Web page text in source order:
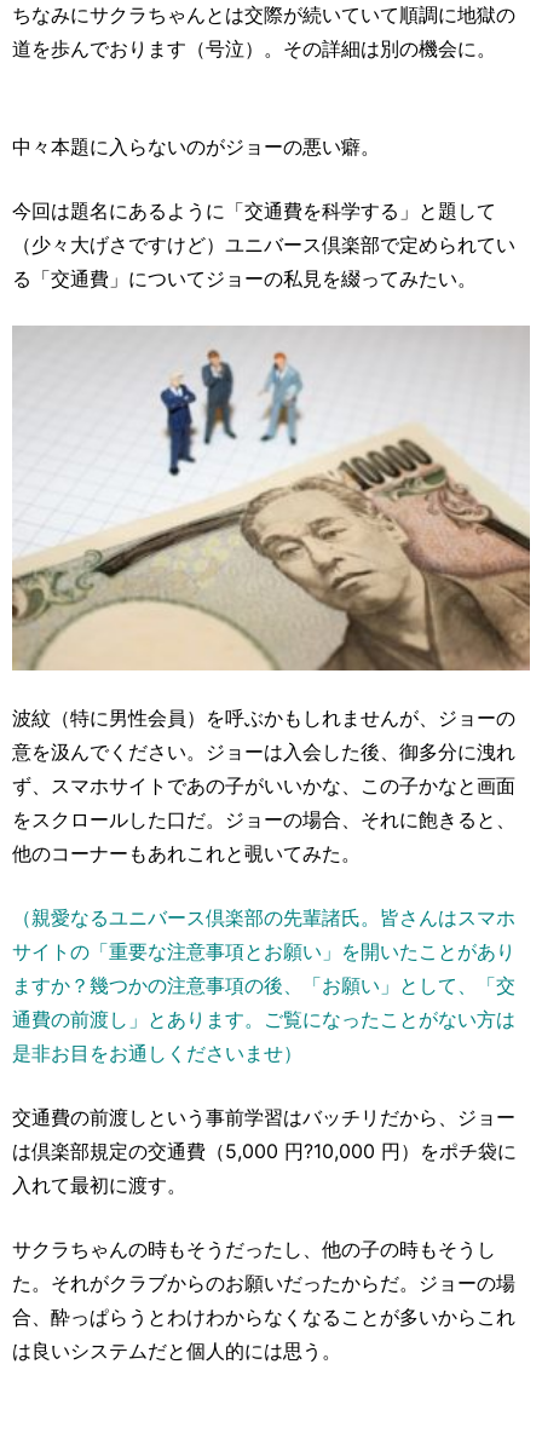
ちなみにサクラちゃんとは交際が続いていて順調に地獄の
道を歩んでおります（号泣）。その詳細は別の機会に。
中々本題に入らないのがジョーの悪い癖。
今回は題名にあるように「交通費を科学する」と題して
（少々大げさですけど）ユニバース倶楽部で定められてい
る「交通費」についてジョーの私見を綴ってみたい。
波紋（特に男性会員）を呼ぶかもしれませんが、ジョーの
意を汲んでください。ジョーは入会した後、御多分に洩れ
ず、スマホサイトであの子がいいかな、この子かなと画面
をスクロールした口だ。ジョーの場合、それに飽きると、
他のコーナーもあれこれと覗いてみた。
（親愛なるユニバース倶楽部の先輩諸氏。皆さんはスマホ
サイトの「重要な注意事項とお願い」を開いたことがあり
ますか？幾つかの注意事項の後、「お願い」として、「交
通費の前渡し」とあります。ご覧になったことがない方は
是非お目をお通しくださいませ）
交通費の前渡しという事前学習はバッチリだから、ジョー
は倶楽部規定の交通費（5,000 円?10,000 円）をポチ袋に
入れて最初に渡す。
サクラちゃんの時もそうだったし、他の子の時もそうし
た。それがクラブからのお願いだったからだ。ジョーの場
合、酔っぱらうとわけわからなくなることが多いからこれ
は良いシステムだと個人的には思う。